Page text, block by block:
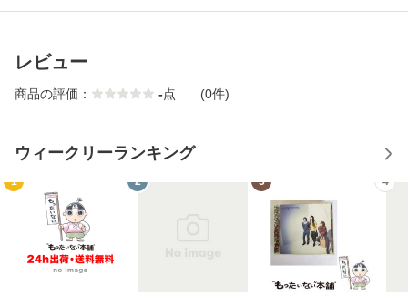
レビュー
商品の評価： -点 (0件)
ウィークリーランキング
1 2 3 4